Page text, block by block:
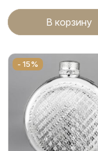
В корзину
- 15%